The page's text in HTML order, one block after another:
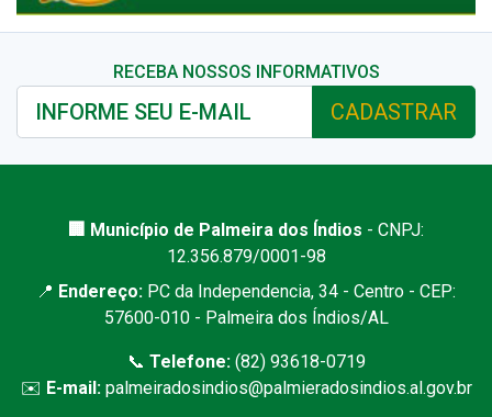
RECEBA NOSSOS INFORMATIVOS
CADASTRAR
🏢 Município de Palmeira dos Índios - CNPJ:
12.356.879/0001-98
📍 Endereço: PC da Independencia, 34 - Centro - CEP:
57600-010 - Palmeira dos Índios/AL
📞 Telefone:(82) 93618-0719
✉️ E-mail: palmeiradosindios@palmieradosindios.al.gov.br